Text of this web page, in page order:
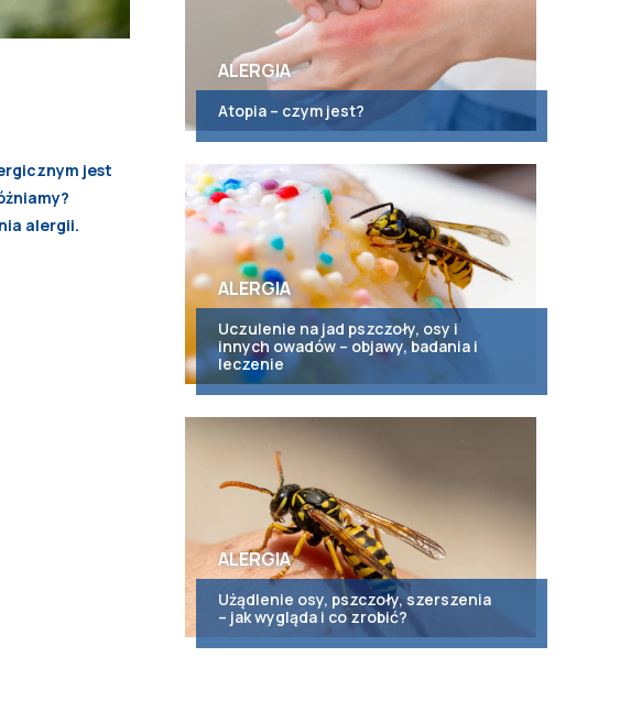
jest
alergii.
ALERGIA
Atopia – czym jest?
ALERGIA
Uczulenie na jad pszczoły, osy i
innych owadów – objawy, badania i
leczenie
ALERGIA
Użądlenie osy, pszczoły, szerszenia
– jak wygląda i co zrobić?